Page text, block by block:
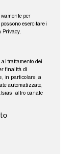
per
esercitare i
Privacy.
trattamento dei
finalità di
in particolare, a
automatizzate,
altro canale